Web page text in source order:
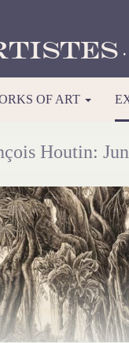
·
OF ART
Houtin: